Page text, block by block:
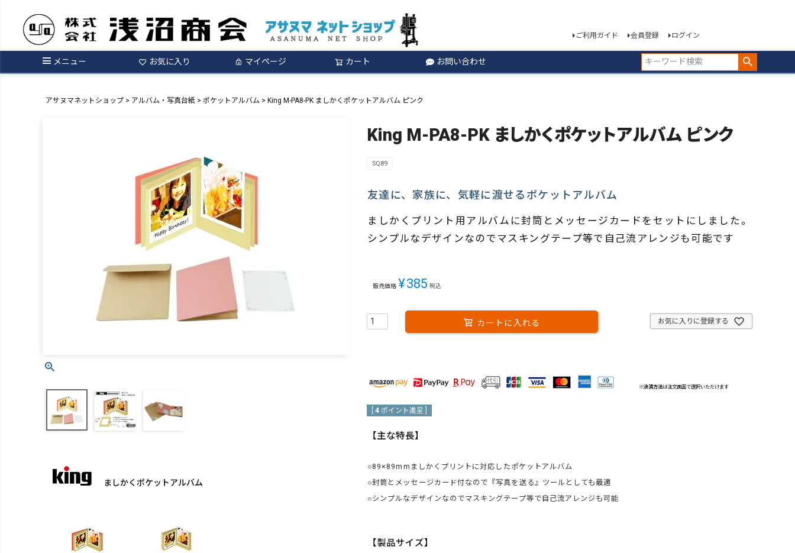
ご利用ガイド 会員登録 ログイン
メニュー お気に入り マイページ カート お問い合わせ
検索
アサヌマネットショップ アルバム・写真台紙 ポケットアルバム King M-PA8-PK ましかくポケットアルバム ピンク
ましかくポケットアルバム
King M-PA8-PK ましかくポケットアルバム ピンク
SQ89
友達に、家族に、気軽に渡せるポケットアルバム
ましかくプリント用アルバムに封筒とメッセージカードをセットにしました。
シンプルなデザインなのでマスキングテープ等で自己流アレンジも可能です
販売価格 ¥385 税込
お気に入りに登録する
カートに入れる
※決済方法は注文画面で選択いただけます
4 ポイント進呈 ]
【主な特長】
○89×89mmましかくプリントに対応したポケットアルバム
○封筒とメッセージカード付なので『写真を送る』ツールとしても最適
○シンプルなデザインなのでマスキングテープ等で自己流アレンジも可能
【製品サイズ】